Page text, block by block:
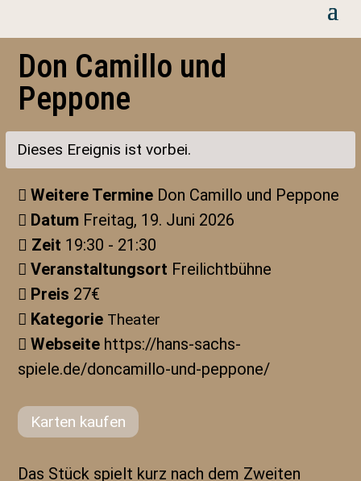
Don Camillo und
Peppone
Dieses Ereignis ist vorbei.
Weitere Termine Don Camillo und Peppone
Datum Freitag, 19. Juni 2026
Zeit 19:30 - 21:30
Veranstaltungsort Freilichtbühne
Preis 27€
Kategorie Theater
Webseite https://hans-sachs-
spiele.de/doncamillo-und-peppone/
Karten kaufen
Das Stück spielt kurz nach dem Zweiten